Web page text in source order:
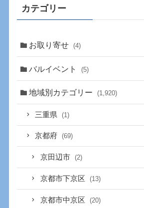
カテゴリー
お取り寄せ (4)
バルイベント (5)
地域別カテゴリー (1,920)
三重県 (1)
京都府 (69)
京田辺市 (2)
京都市下京区 (13)
京都市中京区 (20)